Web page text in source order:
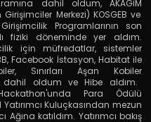
dahil oldum, AKAGİM
Girişimciler Merkezi) KOSGEB ve
Programlarının son
fiziki döneminde yer aldım.
için müfredatlar, sistemler
,Facebook İstasyon, Habitatile
, Sınırları Aşan Kobiler
dahil oldum veHibe aldım.
Para Ödülü
Yatırımcı Kuluçkasından mezun
Ağına katıldım. Yatırımcı bakış